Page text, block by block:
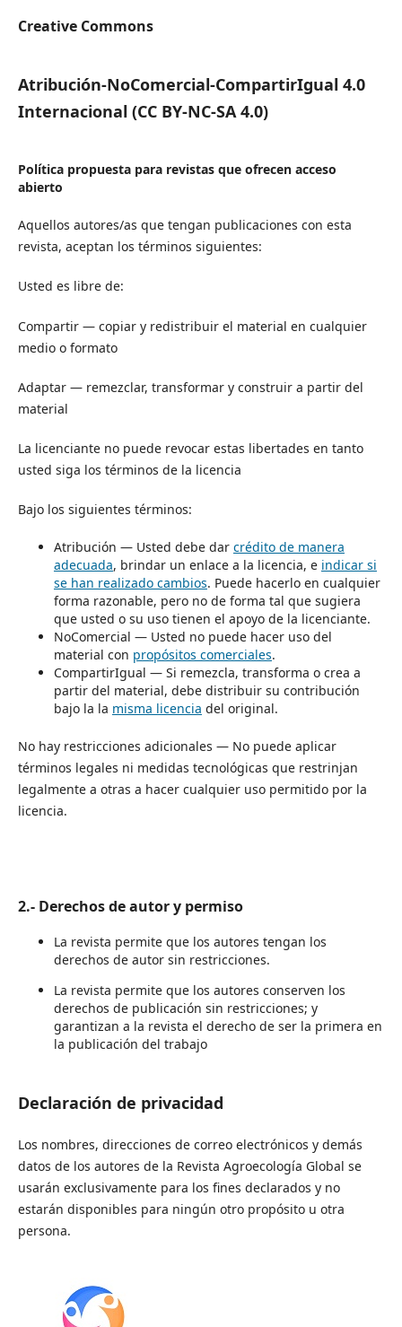
Creative Commons
Atribución-NoComercial-CompartirIgual 4.0
Internacional (CC BY-NC-SA 4.0)
Política propuesta para revistas que ofrecen acceso
abierto
Aquellos autores/as que tengan publicaciones con esta
revista, aceptan los términos siguientes:
Usted es libre de:
Compartir — copiar y redistribuir el material en cualquier
medio o formato
Adaptar — remezclar, transformar y construir a partir del
material
La licenciante no puede revocar estas libertades en tanto
usted siga los términos de la licencia
Bajo los siguientes términos:
Atribución — Usted debe dar crédito de manera
adecuada, brindar un enlace a la licencia, e indicar si
se han realizado cambios. Puede hacerlo en cualquier
forma razonable, pero no de forma tal que sugiera
que usted o su uso tienen el apoyo de la licenciante.
NoComercial — Usted no puede hacer uso del
material con propósitos comerciales.
CompartirIgual — Si remezcla, transforma o crea a
partir del material, debe distribuir su contribución
bajo la la misma licencia del original.
No hay restricciones adicionales — No puede aplicar
términos legales ni medidas tecnológicas que restrinjan
legalmente a otras a hacer cualquier uso permitido por la
licencia.
2.- Derechos de autor y permiso
La revista permite que los autores tengan los
derechos de autor sin restricciones.
La revista permite que los autores conserven los
derechos de publicación sin restricciones; y
garantizan a la revista el derecho de ser la primera en
la publicación del trabajo
Declaración de privacidad
Los nombres, direcciones de correo electrónicos y demás
datos de los autores de la Revista Agroecología Global se
usarán exclusivamente para los fines declarados y no
estarán disponibles para ningún otro propósito u otra
persona.